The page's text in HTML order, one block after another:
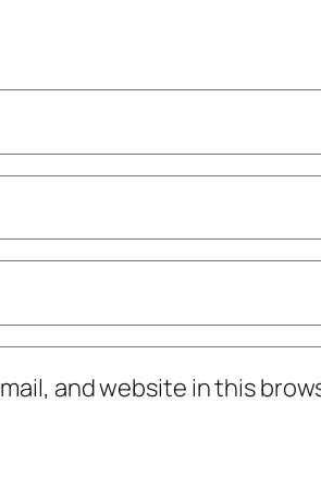
and website in this